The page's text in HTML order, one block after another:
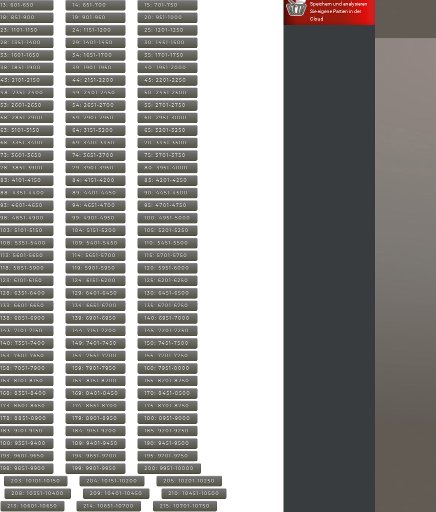
13: 601-650 14: 651-700 15: 701-750
18: 851-900 19: 901-950 20: 951-1000
23: 1101-1150 24: 1151-1200 25: 1201-1250
28: 1351-1400 29: 1401-1450 30: 1451-1500
33: 1601-1650 34: 1651-1700 35: 1701-1750
38: 1851-1900 39: 1901-1950 40: 1951-2000
43: 2101-2150 44: 2151-2200 45: 2201-2250
48: 2351-2400 49: 2401-2450 50: 2451-2500
53: 2601-2650 54: 2651-2700 55: 2701-2750
58: 2851-2900 59: 2901-2950 60: 2951-3000
63: 3101-3150 64: 3151-3200 65: 3201-3250
68: 3351-3400 69: 3401-3450 70: 3451-3500
73: 3601-3650 74: 3651-3700 75: 3701-3750
78: 3851-3900 79: 3901-3950 80: 3951-4000
83: 4101-4150 84: 4151-4200 85: 4201-4250
88: 4351-4400 89: 4401-4450 90: 4451-4500
93: 4601-4650 94: 4651-4700 95: 4701-4750
98: 4851-4900 99: 4901-4950 100: 4951-5000
103: 5101-5150 104: 5151-5200 105: 5201-5250
108: 5351-5400 109: 5401-5450 110: 5451-5500
113: 5601-5650 114: 5651-5700 115: 5701-5750
118: 5851-5900 119: 5901-5950 120: 5951-6000
123: 6101-6150 124: 6151-6200 125: 6201-6250
128: 6351-6400 129: 6401-6450 130: 6451-6500
133: 6601-6650 134: 6651-6700 135: 6701-6750
138: 6851-6900 139: 6901-6950 140: 6951-7000
143: 7101-7150 144: 7151-7200 145: 7201-7250
148: 7351-7400 149: 7401-7450 150: 7451-7500
153: 7601-7650 154: 7651-7700 155: 7701-7750
158: 7851-7900 159: 7901-7950 160: 7951-8000
163: 8101-8150 164: 8151-8200 165: 8201-8250
168: 8351-8400 169: 8401-8450 170: 8451-8500
173: 8601-8650 174: 8651-8700 175: 8701-8750
178: 8851-8900 179: 8901-8950 180: 8951-9000
183: 9101-9150 184: 9151-9200 185: 9201-9250
188: 9351-9400 189: 9401-9450 190: 9451-9500
193: 9601-9650 194: 9651-9700 195: 9701-9750
198: 9851-9900 199: 9901-9950 200: 9951-10000
203: 10101-10150 204: 10151-10200 205: 10201-10250
208: 10351-10400 209: 10401-10450 210: 10451-10500
213: 10601-10650 214: 10651-10700 215: 10701-10750
Speichern und analysieren
Sie eigene Partien in der
Cloud